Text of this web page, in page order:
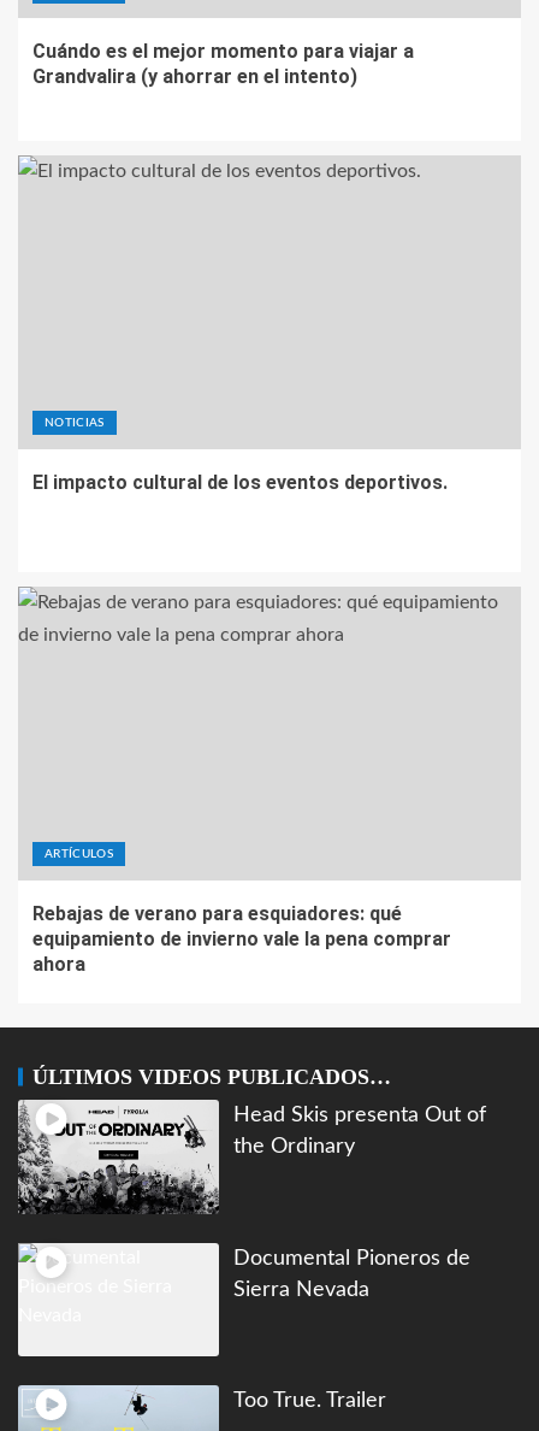
Cuándo es el mejor momento para viajar a
Grandvalira (y ahorrar en el intento)
NOTICIAS
El impacto cultural de los eventos deportivos.
ARTÍCULOS
Rebajas de verano para esquiadores: qué
equipamiento de invierno vale la pena comprar
ahora
ÚLTIMOS VIDEOS PUBLICADOS…
Head Skis presenta Out of
the Ordinary
Documental Pioneros de
Sierra Nevada
Too True. Trailer